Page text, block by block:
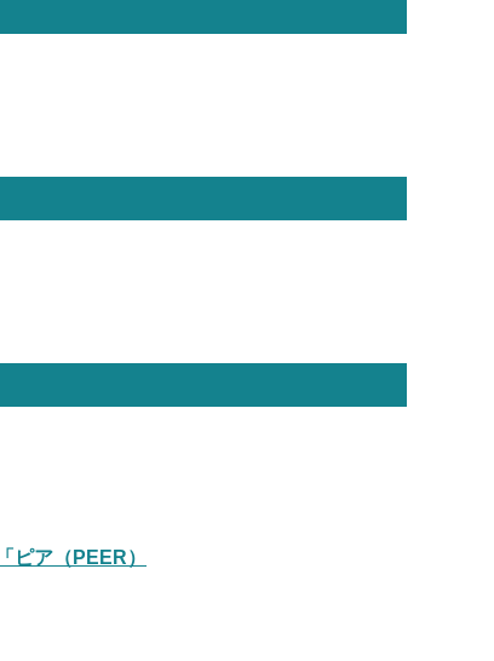
「ピア（PEER）